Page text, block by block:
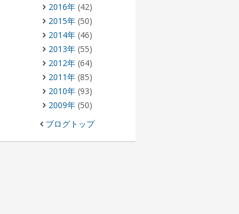
2016年(42)
2015年(50)
2014年(46)
2013年(55)
2012年(64)
2011年(85)
2010年(93)
2009年(50)
ブログトップ